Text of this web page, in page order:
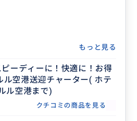
もっと見る
ーディーに！快適に！お得
ル空港送迎チャーター( ホテ
ル空港まで)
クチコミの商品を見る